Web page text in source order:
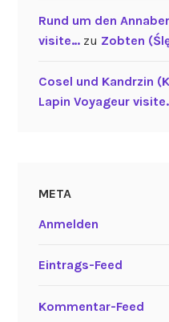
Rund um den
visite…zu Zobten
Cosel und Kandrzin
Lapin Voyageur
META
Anmelden
Eintrags-Feed
Kommentar-Feed